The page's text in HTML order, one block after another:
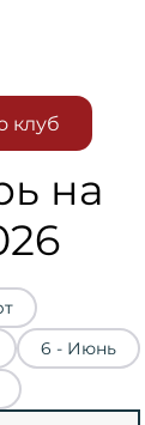
клуб
на
6 - Июнь